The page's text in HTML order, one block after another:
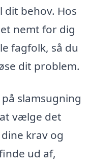
behov. Hos
nemt for dig
fagfolk, så du
dit problem.
slamsugning
vælge det
krav og
ud af,